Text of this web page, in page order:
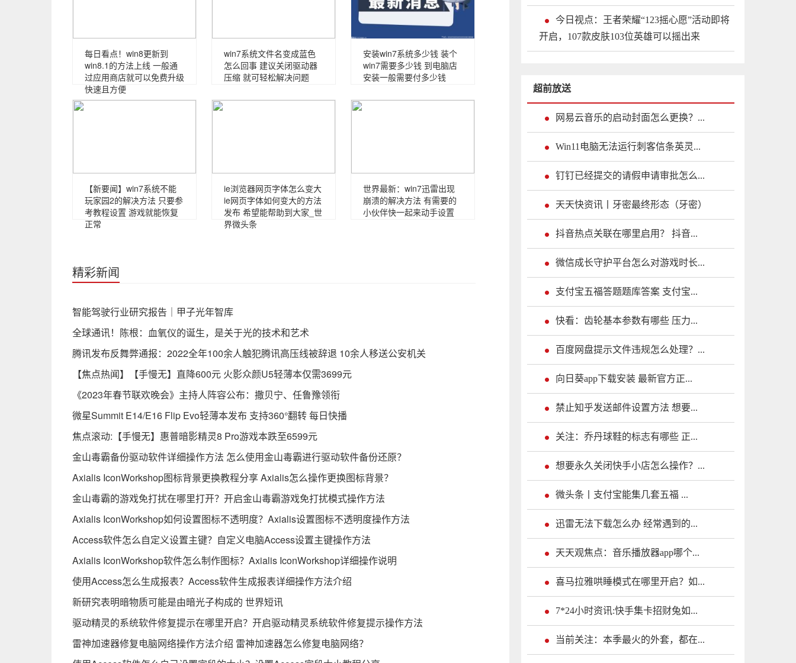
每日看点！win8更新到
win8.1的方法上线 一般通
过应用商店就可以免费升级
快速且方便
win7系统文件名变成蓝色
怎么回事 建议关闭驱动器
压缩 就可轻松解决问题
安装win7系统多少钱 装个
win7需要多少钱 到电脑店
安装一般需要付多少钱
【新要闻】win7系统不能
玩家园2的解决方法 只要参
考教程设置 游戏就能恢复
正常
ie浏览器网页字体怎么变大
ie网页字体如何变大的方法
发布 希望能帮助到大家_世
界微头条
世界最新：win7迅雷出现
崩溃的解决方法 有需要的
小伙伴快一起来动手设置
精彩新闻
智能驾驶行业研究报告｜甲子光年智库
全球通讯！陈根：血氧仪的诞生，是关于光的技术和艺术
腾讯发布反舞弊通报：2022全年100余人触犯腾讯高压线被辞退 10余人移送公安机关
【焦点热闻】【手慢无】直降600元 火影众颜U5轻薄本仅需3699元
《2023年春节联欢晚会》主持人阵容公布：撒贝宁、任鲁豫领衔
微星Summit E14/E16 Flip Evo轻薄本发布 支持360°翻转 每日快播
焦点滚动:【手慢无】惠普暗影精灵8 Pro游戏本跌至6599元
金山毒霸备份驱动软件详细操作方法 怎么使用金山毒霸进行驱动软件备份还原？
Axialis IconWorkshop图标背景更换教程分享 Axialis怎么操作更换图标背景？
金山毒霸的游戏免打扰在哪里打开？开启金山毒霸游戏免打扰模式操作方法
Axialis IconWorkshop如何设置图标不透明度？Axialis设置图标不透明度操作方法
Access软件怎么自定义设置主键？自定义电脑Access设置主键操作方法
Axialis IconWorkshop软件怎么制作图标？Axialis IconWorkshop详细操作说明
使用Access怎么生成报表？Access软件生成报表详细操作方法介绍
新研究表明暗物质可能是由暗光子构成的 世界短讯
驱动精灵的系统软件修复提示在哪里开启？开启驱动精灵系统软件修复提示操作方法
雷神加速器修复电脑网络操作方法介绍 雷神加速器怎么修复电脑网络？
今日视点：王者荣耀“123摇心愿”活动即将
开启，107款皮肤103位英雄可以摇出来
超前放送
网易云音乐的启动封面怎么更换？...
Win11电脑无法运行刺客信条英灵...
钉钉已经提交的请假申请审批怎么...
天天快资讯丨牙密最终形态（牙密）
抖音热点关联在哪里启用？ 抖音...
微信成长守护平台怎么对游戏时长...
支付宝五福答题题库答案 支付宝...
快看：齿轮基本参数有哪些 压力...
百度网盘提示文件违规怎么处理？...
向日葵app下载安装 最新官方正...
禁止知乎发送邮件设置方法 想要...
关注：乔丹球鞋的标志有哪些 正...
想要永久关闭快手小店怎么操作？...
微头条丨支付宝能集几套五福 ...
迅雷无法下载怎么办 经常遇到的...
天天观焦点：音乐播放器app哪个...
喜马拉雅哄睡模式在哪里开启？如...
7*24小时资讯:快手集卡招财兔如...
当前关注：本季最火的外套，都在...